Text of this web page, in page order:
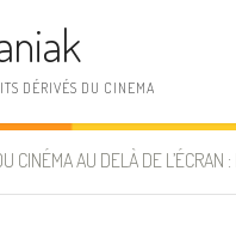
DÉRIVÉS DU CINEMA
CINÉMA AU DELÀ DE L’ÉCRAN